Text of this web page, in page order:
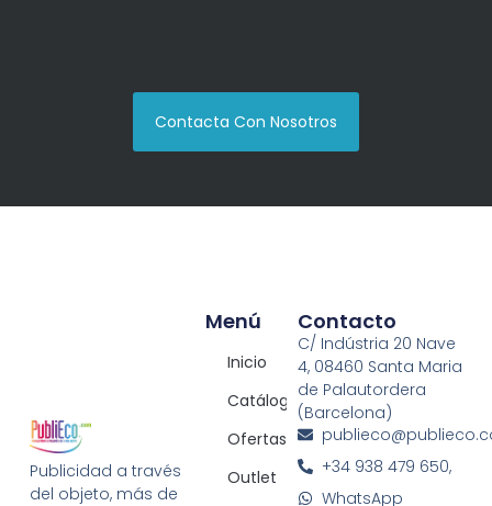
Contacta Con Nosotros
Publicidad a través
del objeto, más de
Menú
Inicio
Catálogos
Ofertas
Outlet
Contacto
C/ Indústria 20 Nave
4, 08460 Santa Maria
de Palautordera
(Barcelona)
+34 938 479 650,
WhatsApp